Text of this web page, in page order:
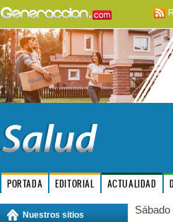
PORTADA EDITORIAL ACTUALIDAD
Nuestros sitios Sábado